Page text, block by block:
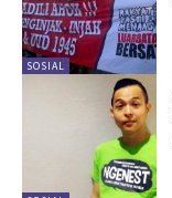
SOSIAL